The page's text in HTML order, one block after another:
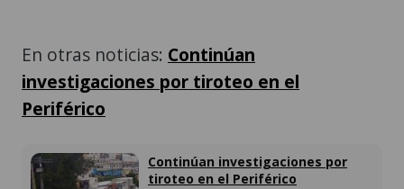
En otras noticias: Continúan
investigaciones por tiroteo en el
Periférico
Continúan investigaciones por
tiroteo en el Periférico